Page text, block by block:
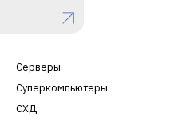
Серверы
Суперкомпьютеры
СХД